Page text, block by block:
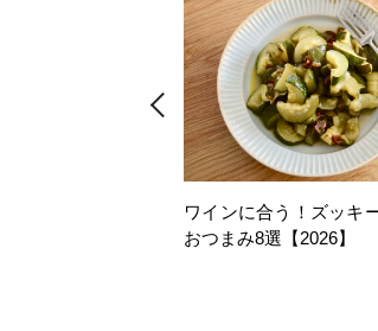
ワインに合う！ズッキ
おつまみ8選【2026】